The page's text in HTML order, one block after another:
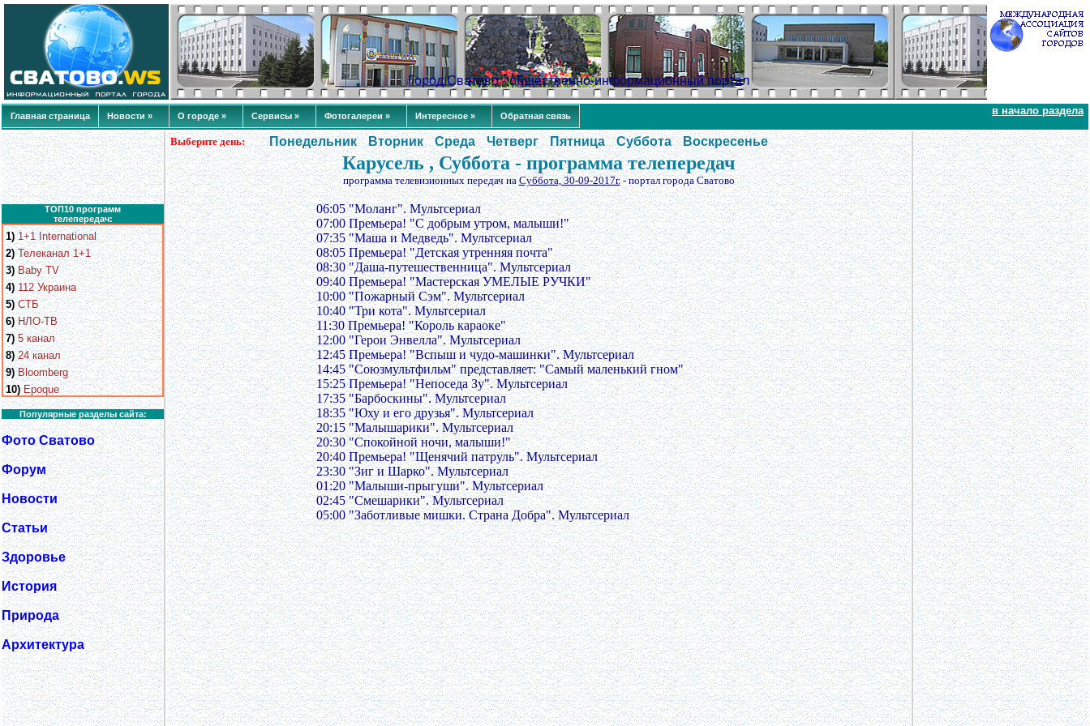
Город Сватово - общественно-информационный портал
Главная страница Новости » О городе » Сервисы » Фотогалереи » Интересное » Обратная связь в начало раздела
ТОП10 программ
телепередач:
1) 1+1 International
2) Телеканал 1+1
3) Baby TV
4) 112 Украина
5) СТБ
6) НЛО-ТВ
7) 5 канал
8) 24 канал
9) Bloomberg
10) Epoque
Популярные разделы сайта:
Фото Сватово
Форум
Новости
Статьи
Здоровье
История
Природа
Архитектура
Выберите день: Понедельник Вторник Среда Четверг Пятница Суббота Воскресенье
Карусель , Суббота - программа телепередач
программа телевизионных передач наСуббота, 30-09-2017г.- портал города Сватово
06:05 "Моланг". Мультсериал
07:00 Премьера! "С добрым утром, малыши!"
07:35 "Маша и Медведь". Мультсериал
08:05 Премьера! "Детская утренняя почта"
08:30 "Даша-путешественница". Мультсериал
09:40 Премьера! "Мастерская УМЕЛЫЕ РУЧКИ"
10:00 "Пожарный Сэм". Мультсериал
10:40 "Три кота". Мультсериал
11:30 Премьера! "Король караоке"
12:00 "Герои Энвелла". Мультсериал
12:45 Премьера! "Вспыш и чудо-машинки". Мультсериал
14:45 "Союзмультфильм" представляет: "Самый маленький гном"
15:25 Премьера! "Непоседа Зу". Мультсериал
17:35 "Барбоскины". Мультсериал
18:35 "Юху и его друзья". Мультсериал
20:15 "Малышарики". Мультсериал
20:30 "Спокойной ночи, малыши!"
20:40 Премьера! "Щенячий патруль". Мультсериал
23:30 "Зиг и Шарко". Мультсериал
01:20 "Малыши-прыгуши". Мультсериал
02:45 "Смешарики". Мультсериал
05:00 "Заботливые мишки. Страна Добра". Мультсериал